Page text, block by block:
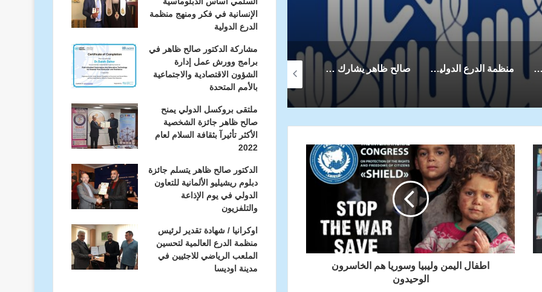
الشعوب الأوروبية بمناسبة الذكرى الـ75 ليوم أوروبا صالح ظاهر يشارك في منتدى ” السياسة الدولية الأوكرانية” منتدى أوكرانيا 30 دورات عبر الإنترنت في أكاديمية العلوم الدبلوماسية الدولية أهمية القضاء على العنف ضد المرأة وضد المدافعات عن حقوق الإنسان – منظمة الدرع الدولية منظمة الدرع – اليوم العالمي للغة العربية
اطفال اليمن وليبيا وسوريا هم الخاسرون
الوحيدون
الإنسانية في فكر ومنهج منظمة
الدرع الدولية
مشاركة الدكتور صالح ظاهر في
برامج وورش عمل إدارة
الشؤون الاقتصادية والاجتماعية
بالأمم المتحدة
ملتقى بروكسل الدولي يمنح
صالح ظاهر جائزة الشخصية
الأكثر تأثيرآ بثقافة السلام لعام
2022
الدكتور صالح ظاهر يتسلم جائزة
دبلوم ريشيليو الألمانية للتعاون
الدولي في يوم الإذاعة
والتلفزيون
اوكرانيا / شهادة تقدير لرئيس
منظمة الدرع العالمية لتحسين
الملعب الرياضي للاجئيين في
مدينة اوديسا